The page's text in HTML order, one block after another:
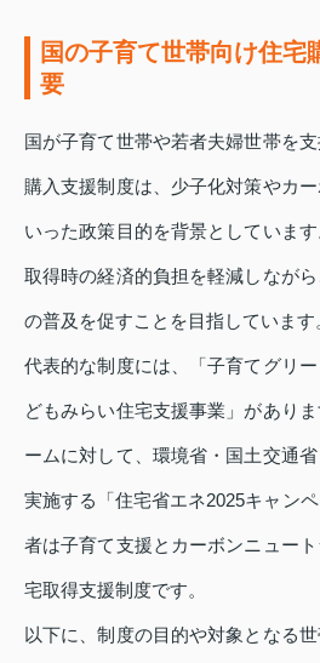
国の子育て世帯向け住宅
要
国が子育て世帯や若者夫婦世帯を
購入支援制度は、少子化対策やカ
いった政策目的を背景としていま
取得時の経済的負担を軽減しなが
の普及を促すことを目指しています
代表的な制度には、「子育てグリ
どもみらい住宅支援事業」があり
ームに対して、環境省・国土交通
実施する「住宅省エネ2025キャン
者は子育て支援とカーボンニュー
宅取得支援制度です。
以下に、制度の目的や対象となる